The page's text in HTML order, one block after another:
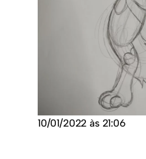
10/01/2022 às 21:06